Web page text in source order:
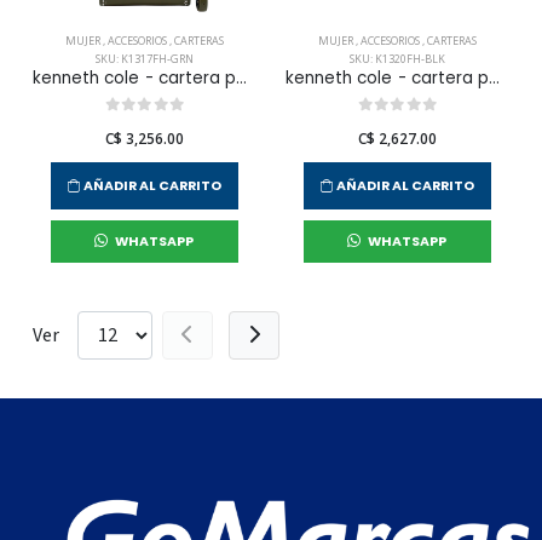
MUJER,ACCESORIOS,CARTERAS
SKU: K1317FH-GRN
kenneth cole - cartera para mujer
C$ 3,256.00
AÑADIR AL CARRITO
WHATSAPP
MUJER,ACCESORIOS,CARTERAS
SKU: K1320FH-BLK
kenneth cole - cartera para mujer
C$ 2,627.00
AÑADIR AL CARRITO
WHATSAPP
Ver